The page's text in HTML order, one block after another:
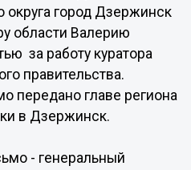
округа город Дзержинск
области Валерию
за работу куратора
правительства.
передано главе региона
в Дзержинск.
- генеральный